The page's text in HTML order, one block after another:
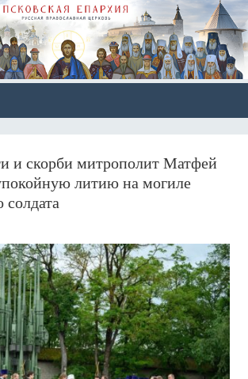
и скорби митрополит Матфей
литию на могиле
солдата